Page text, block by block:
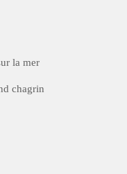
la mer
chagrin